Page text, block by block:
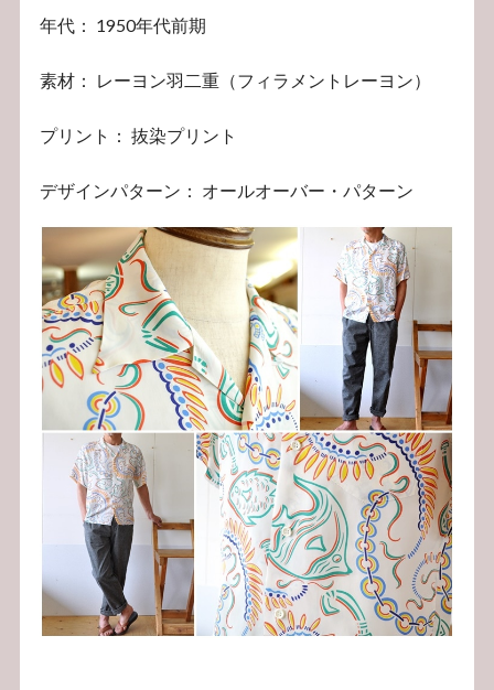
年代： 1950年代前期
素材： レーヨン羽二重（フィラメントレーヨン）
プリント： 抜染プリント
デザインパターン： オールオーバー・パターン